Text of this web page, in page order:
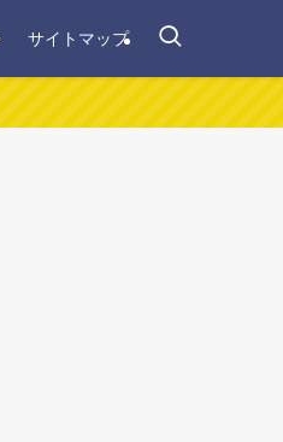
サイトマップ